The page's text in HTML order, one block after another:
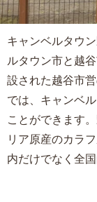
キャンベルタウ
ルタウン市と越
設された越谷市
では、キャンベ
ことができます
リア原産のカラ
内だけでなく全